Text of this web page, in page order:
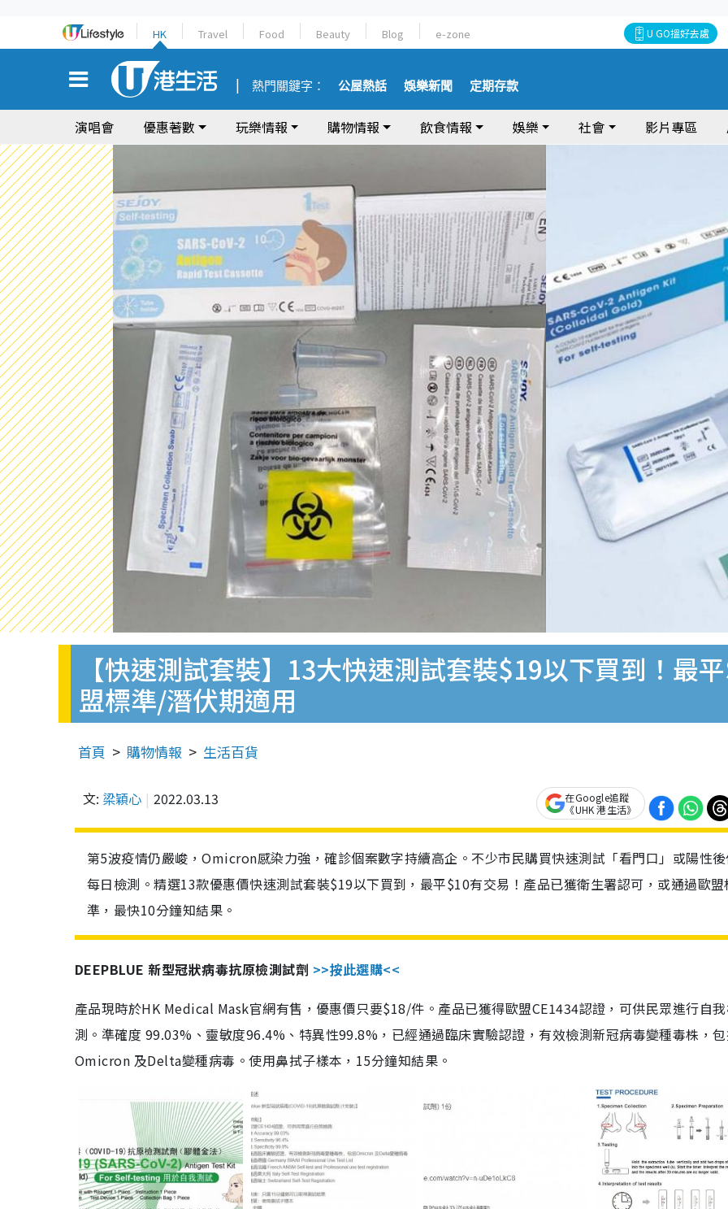
HK Travel Food Beauty Blog e-zone U GO搵好去處
熱門關鍵字： 公屋熱話 娛樂新聞 定期存款
演唱會 優惠著數 玩樂情報 購物情報 飲食情報 娛樂 社會 影片專區
【快速測試套裝】13大快速測試套裝$19以下買到！最
盟標準/潛伏期適用
首頁 購物情報 生活百貨
文: 梁穎心 2022.03.13
在Google追蹤
《UHK 港生活》
第5波疫情仍嚴峻，Omicron感染力強，確診個案數字持續高企。不少市民購買快速測試「看門口」或陽性
每日檢測。精選13款優惠價快速測試套裝$19以下買到，最平$10有交易！產品已獲衛生署認可，或通過歐盟
準，最快10分鐘知結果。
DEEPBLUE 新型冠狀病毒抗原檢測試劑 >>按此選購<<
產品現時於HK Medical Mask官網有售，優惠價只要$18/件。產品已獲得歐盟CE1434認證，可供民眾進行自
測。準確度 99.03%、靈敏度96.4%、特異性99.8%，已經通過臨床實驗認證，有效檢測新冠病毒變種毒株，
Omicron 及Delta變種病毒。使用鼻拭子樣本，15分鐘知結果。